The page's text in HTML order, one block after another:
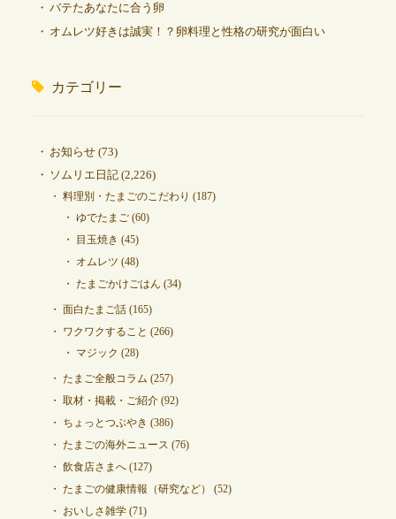
バテたあなたに合う卵
オムレツ好きは誠実！？卵料理と性格の研究が面白い
カテゴリー
お知らせ(73)
ソムリエ日記(2,226)
料理別・たまごのこだわり (187)
ゆでたまご(60)
目玉焼き (45)
オムレツ (48)
たまごかけごはん (34)
面白たまご話(165)
ワクワクすること (266)
マジック (28)
たまご全般コラム (257)
取材・掲載・ご紹介(92)
ちょっとつぶやき (386)
たまごの海外ニュース (76)
飲食店さまへ(127)
たまごの健康情報（研究など）
(52)
おいしさ雑学(71)